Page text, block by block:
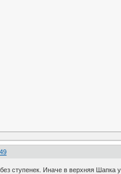
ступенек. Иначе в верхняя Шапка